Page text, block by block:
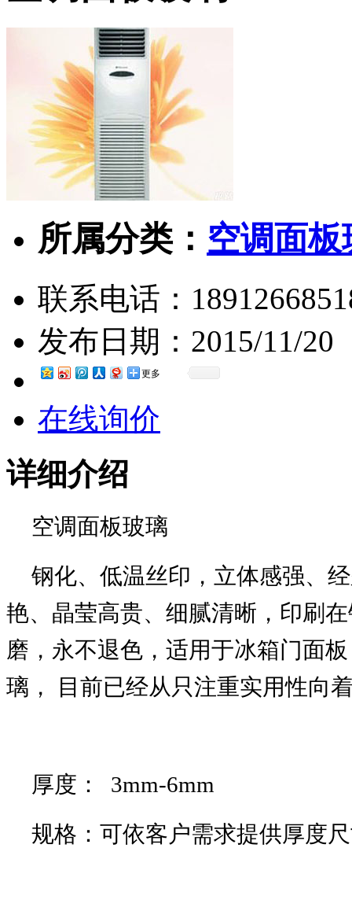
所属分类： 空调面板
联系电话：
发布日期： 2015/11/20
更多
在线询价
详细介绍
空调面板玻璃
钢化、低温丝印，立体感强、
艳、晶莹高贵、细腻清晰，印刷
磨，永不退色，适用于冰箱门面
璃， 目前已经从只注重实用性向
厚度： 3mm-6mm
规格：可依客户需求提供厚度